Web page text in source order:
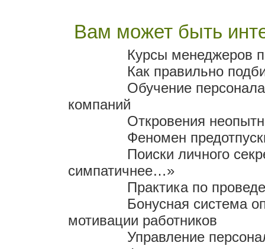
Вам может быть
Курсы менеджеров
Как правильно
Обучение
компаний
Откровения
Феномен
Поиски личного
симпатичнее…»
Практика по
Бонусная система
мотивации работников
Управление